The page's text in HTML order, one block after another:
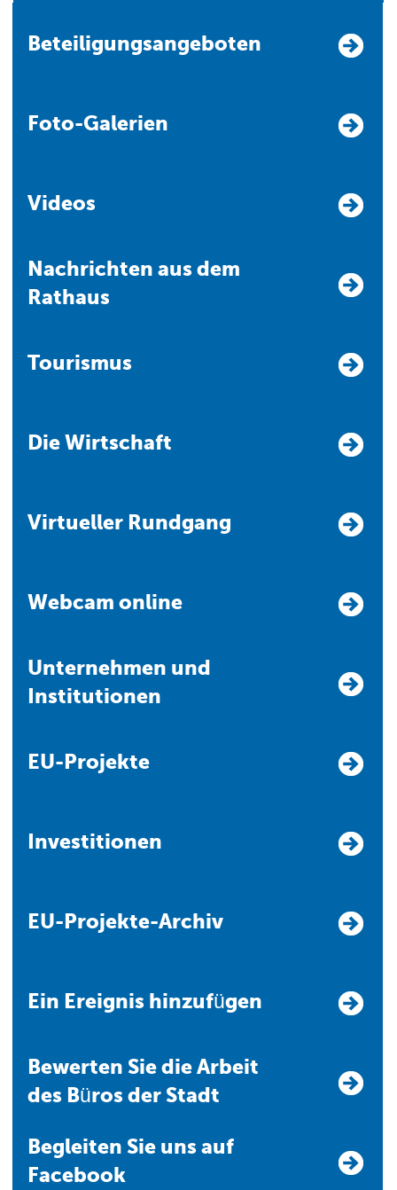
Beteiligungsangeboten
Foto-Galerien
Videos
Nachrichten aus dem
Rathaus
Tourismus
Die Wirtschaft
Virtueller Rundgang
Webcam online
Unternehmen und
Institutionen
EU-Projekte
Investitionen
EU-Projekte-Archiv
Ein Ereignis hinzufügen
Bewerten Sie die Arbeit
des Büros der Stadt
Begleiten Sie uns auf
Facebook